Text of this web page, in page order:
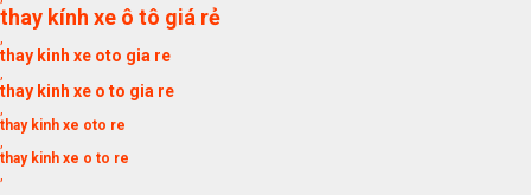
thay kính xe ô tô giá rẻ
,
thay kinh xe oto gia re
,
thay kinh xe o to gia re
,
thay kinh xe oto re
,
thay kinh xe o to re
,